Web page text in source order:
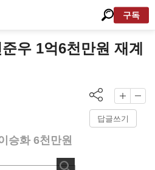
구독
우 1억6천만원 재계
답글쓰기
승화 6천만원